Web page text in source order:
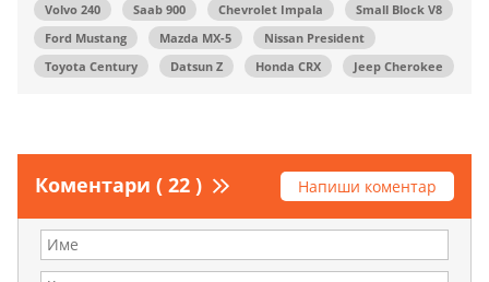
Volvo 240
Saab 900 Chevrolet Impala
Small Block V8
Ford Mustang
Mazda MX-5
Nissan President
Toyota Century
Datsun Z Honda CRX Jeep Cherokee
Коментари ( 22 ) Напиши коментар